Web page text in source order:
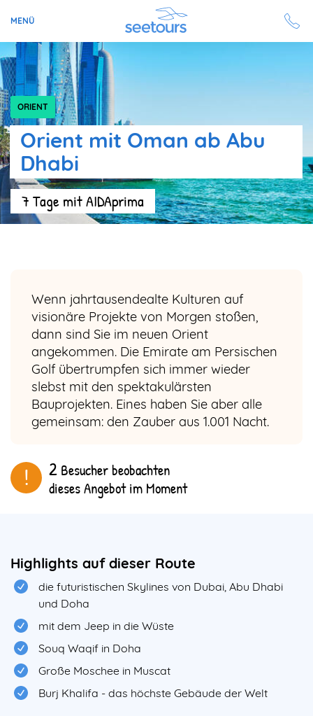
MENÜ
Seetours
Ziele
Ratgeber
Schiffe
Reisesuche
ORIENT
Orient mit Oman ab Abu
Dhabi
7 Tage mit AIDAprima
Wenn jahrtausendealte Kulturen auf
visionäre Projekte von Morgen stoßen,
dann sind Sie im neuen Orient
angekommen. Die Emirate am Persischen
Golf übertrumpfen sich immer wieder
slebst mit den spektakulärsten
Bauprojekten. Eines haben Sie aber alle
gemeinsam: den Zauber aus 1.001 Nacht.
! 2 Besucher beobachten
dieses Angebot im Moment
&
Teaser
Highlights auf dieser Route
die futuristischen Skylines von Dubai, Abu Dhabi
und Doha
mit dem Jeep in die Wüste
Souq Waqif in Doha
Große Moschee in Muscat
Burj Khalifa - das höchste Gebäude der Welt